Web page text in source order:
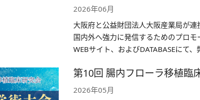
2026年06月
大阪府と公益財団法人大阪産業局が
国内外へ強力に発信するためのプロ
WEBサイト、およびDATABASEにて
第10回 腸内フローラ移植臨
2026年05月